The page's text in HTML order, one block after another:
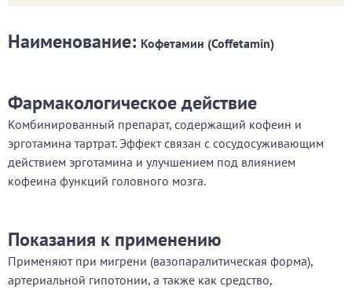
Наименование: Кофетамин (Coffetamin)
Фармакологическое действие
Комбинированный препарат, содержащий кофеин и
эрготамина тартрат. Эффект связан с сосудосуживающим
действием эрготамина и улучшением под влиянием
кофеина функций головного мозга.
Показания к применению
Применяют при мигрени (вазопаралитическая форма),
артериальной гипотонии, а также как средство,